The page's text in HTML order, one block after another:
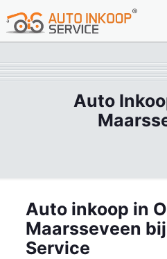
Auto
Auto inkoop in
Maarsseveen
Service